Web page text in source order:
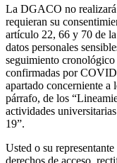
La DGACO no realizará
requieran su
artículo 22, 66 y 70 de
datos personales
seguimiento cronológico
confirmadas por
apartado concerniente a
párrafo, de los
actividades
19”.
Usted o su